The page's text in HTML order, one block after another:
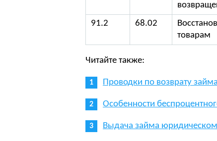
91.2
68.02
товарам
Читайте также:
Проводки по возврату займа
Особенности
Выдача займа